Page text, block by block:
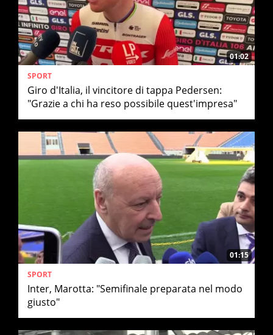
01:02
SPORT
Giro d'Italia, il vincitore di tappa Pedersen:
"Grazie a chi ha reso possibile quest'impresa"
01:15
SPORT
Inter, Marotta: "Semifinale preparata nel modo
giusto"